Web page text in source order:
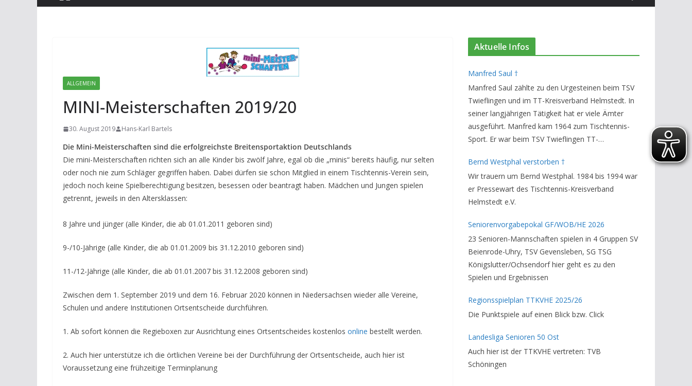
ALLGEMEIN
MINI-Meisterschaften 2019/20
30. August 2019 Hans-Karl Bartels
Die Mini-Meisterschaften sind die erfolgreichste Breitensportaktion Deutschlands
Die mini-Meisterschaften richten sich an alle Kinder bis zwölf Jahre, egal ob die „minis“ bereits häufig, nur selten
oder noch nie zum Schläger gegriffen haben. Dabei dürfen sie schon Mitglied in einem Tischtennis-Verein sein,
jedoch noch keine Spielberechtigung besitzen, besessen oder beantragt haben. Mädchen und Jungen spielen
getrennt, jeweils in den Altersklassen:
8 Jahre und jünger (alle Kinder, die ab 01.01.2011 geboren sind)
9-/10-Jährige (alle Kinder, die ab 01.01.2009 bis 31.12.2010 geboren sind)
11-/12-Jährige (alle Kinder, die ab 01.01.2007 bis 31.12.2008 geboren sind)
Zwischen dem 1. September 2019 und dem 16. Februar 2020 können in Niedersachsen wieder alle Vereine,
Schulen und andere Institutionen Ortsentscheide durchführen.
1. Ab sofort können die Regieboxen zur Ausrichtung eines Ortsentscheides kostenlos online bestellt werden.
2. Auch hier unterstütze ich die örtlichen Vereine bei der Durchführung der Ortsentscheide, auch hier ist
Voraussetzung eine frühzeitige Terminplanung
Aktuelle Infos
Manfred Saul †
Manfred Saul zählte zu den Urgesteinen beim TSV
Twieflingen und im TT-Kreisverband Helmstedt. In
seiner langjährigen Tätigkeit hat er viele Ämter
ausgeführt. Manfred kam 1964 zum Tischtennis-
Sport. Er war beim TSV Twieflingen TT-
Bezirksverband Brauschweig und den TT-
Kreisverband Helmstedt unterstützte er als
Staffelleiter. Zuletzt war er Vorsitzender des
Rechtsausschusses im Kreisverband. Im stillen
Bernd Westphal verstorben †
Wir trauern um Bernd Westphal. 1984 bis 1994 war
er Pressewart des Tischtennis-Kreisverband
Helmstedt e.V.
Seniorenvorgabepokal GF/WOB/HE 2026
23 Senioren-Mannschaften spielen in 4 Gruppen SV
Beienrode-Uhry, TSV Gevensleben, SG TSG
Königslutter/Ochsendorf hier geht es zu den
Spielen und Ergebnissen
Regionsspielplan TTKVHE 2025/26
Die Punktspiele auf einen Blick bzw. Click
Landesliga Senioren 50 Ost
Auch hier ist der TTKVHE vertreten: TVB
Schöningen